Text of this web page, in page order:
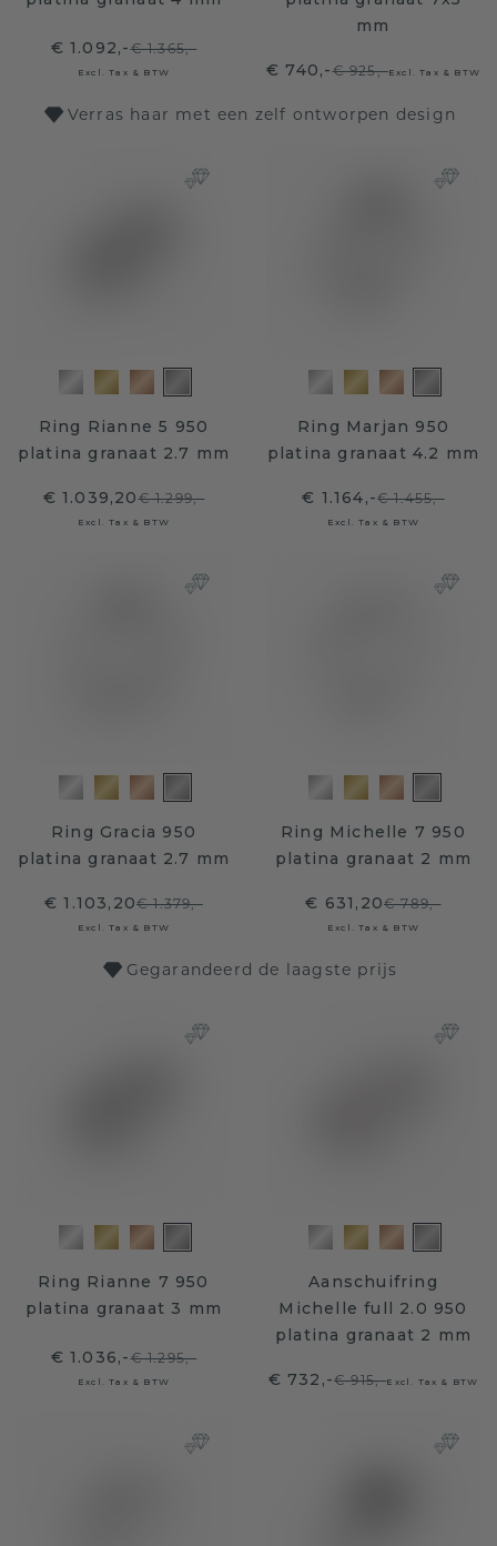
€ 1.092,-€ 1.365,-
Excl. Tax & BTW
mm
€ 740,-€ 925,-Excl. Tax & BTW
Verras haar met een zelf ontworpen design
Ring Rianne 5 950
platina granaat 2.7 mm
€ 1.039,20€ 1.299,-
Excl. Tax & BTW
Ring Marjan 950
platina granaat 4.2 mm
€ 1.164,-€ 1.455,-
Excl. Tax & BTW
Ring Gracia 950
platina granaat 2.7 mm
€ 1.103,20€ 1.379,-
Excl. Tax & BTW
Ring Michelle 7 950
platina granaat 2 mm
€ 631,20€ 789,-
Excl. Tax & BTW
Gegarandeerd de laagste prijs
Ring Rianne 7 950
platina granaat 3 mm
€ 1.036,-€ 1.295,-
Excl. Tax & BTW
Aanschuifring
Michelle full 2.0 950
platina granaat 2 mm
€ 732,-€ 915,-Excl. Tax & BTW